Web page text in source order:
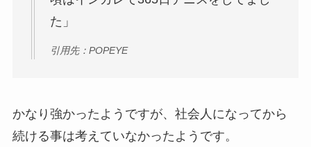
た」
引用先：POPEYE
かなり強かったようですが、社会人になってから
続ける事は考えていなかったようです。